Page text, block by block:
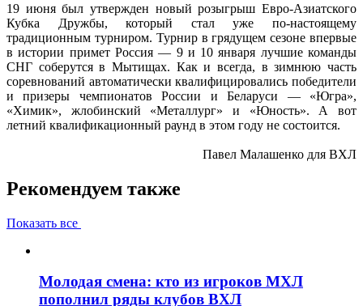
19 июня был утвержден новый розыгрыш Евро-Азиатского
Кубка Дружбы, который стал уже по-настоящему
традиционным турниром. Турнир в грядущем сезоне впервые
в истории примет Россия — 9 и 10 января лучшие команды
СНГ соберутся в Мытищах. Как и всегда, в зимнюю часть
соревнований автоматически квалифицировались победители
и призеры чемпионатов России и Беларуси — «Югра»,
«Химик», жлобинский «Металлург» и «Юность». А вот
летний квалификационный раунд в этом году не состоится.
Павел Малашенко для ВХЛ
Рекомендуем также
Показать все
Молодая смена: кто из игроков МХЛ
пополнил ряды клубов ВХЛ